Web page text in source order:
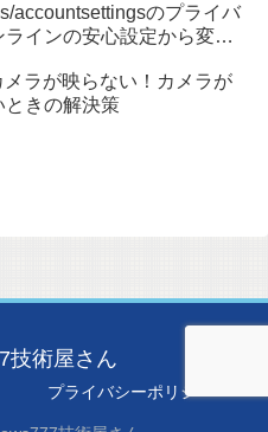
accountsettingsのプライバ
ラインの安心設定から変更
メラが映らない！カメラが
ときの解決策
技術屋さん
プライバシーポリシー